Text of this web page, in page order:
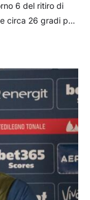
6 del ritiro di
circa 26 gradi per